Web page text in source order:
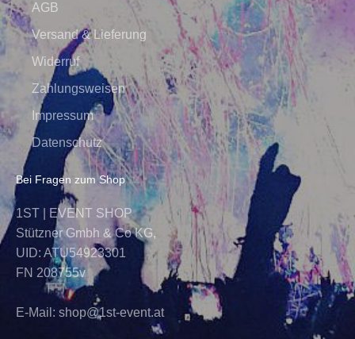
AGB
Versand & Lieferung
Widerruf
Zahlungsweisen
Impressum
Datenschutz
Bei Fragen zum Shop
1ST | EVENT SHOP
Stützner Gmbh & Co KG,
UID: ATU54923301
FN 208755v
E-Mail:shop@1st-event.at